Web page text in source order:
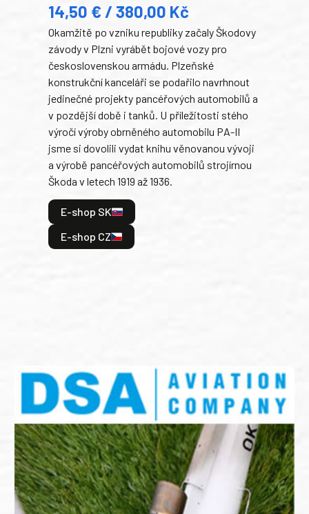
14,50 € / 380,00 Kč
Okamžitě po vzniku republiky začaly Škodovy
závody v Plzni vyrábět bojové vozy pro
československou armádu. Plzeňské
konstrukční kanceláři se podařilo navrhnout
jedinečné projekty pancéřových automobilů a
v pozdější době i tanků. U příležitosti stého
výročí výroby obrněného automobilu PA-II
jsme si dovolili vydat knihu věnovanou vývoji
a výrobě pancéřových automobilů strojírnou
Škoda v letech 1919 až 1936.
E-shop SK
E-shop CZ